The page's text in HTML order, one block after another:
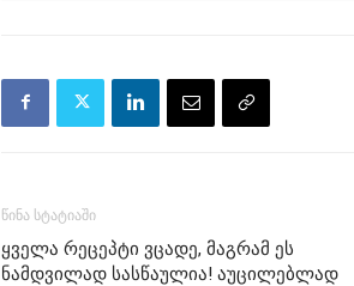
წინა სტატიაში
ყველა რეცეპტი ვცადე, მაგრამ ეს
ნამდვილად სასწაულია! აუცილებლად